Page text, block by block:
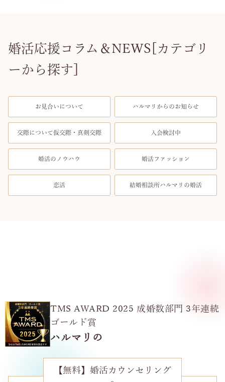
婚活応援コラム＆NEWS[カテゴリ
ーから探す]
お見合いについて ハルマリからのお知らせ
交際について仮交際・真剣交際 入会検討中
婚活のノウハウ 婚活ファッション
恋活 結婚相談所ハルマリの婚活
TMS AWARD 2025 成婚数部門 3年連続
ゴールド賞
ハルマリの
【無料】婚活カウンセリング